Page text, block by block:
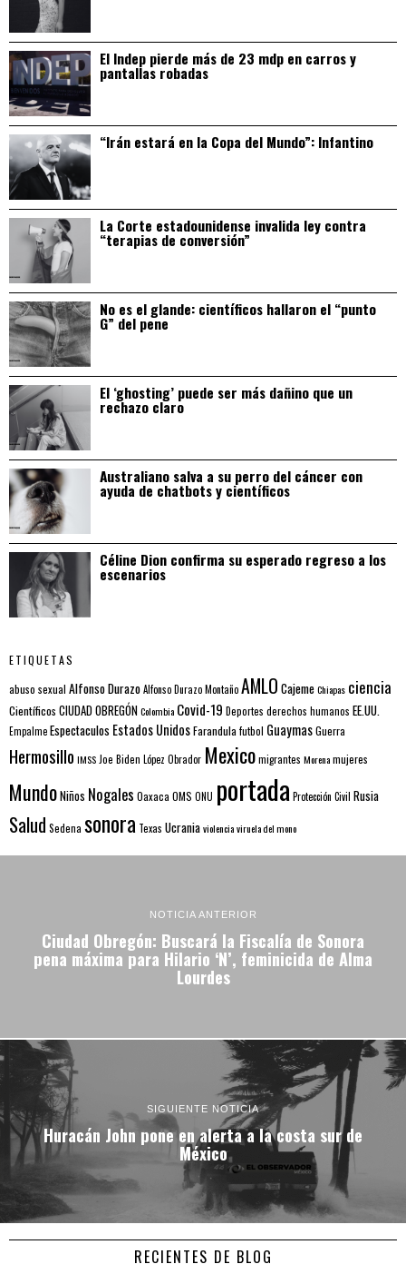
El Indep pierde más de 23 mdp en carros y
pantallas robadas
“Irán estará en la Copa del Mundo”: Infantino
La Corte estadounidense invalida ley contra
“terapias de conversión”
No es el glande: científicos hallaron el “punto
G” del pene
El ‘ghosting’ puede ser más dañino que un
rechazo claro
Australiano salva a su perro del cáncer con
ayuda de chatbots y científicos
Céline Dion confirma su esperado regreso a los
escenarios
ETIQUETAS
abuso sexual Alfonso DurazoAlfonso Durazo MontañoAMLO CajemeChiapas ciencia
Científicos CIUDAD OBREGÓNColombia Covid-19 Deportes derechos humanos EE.UU.
EmpalmeEspectaculos Estados UnidosFarandulafutbol GuaymasGuerra
Hermosillo IMSS Joe Biden López Obrador Mexicomigrantes Morenamujeres
MundoNiños Nogales Oaxaca OMS ONU portada Protección Civil Rusia
Salud Sedena sonora Texas Ucraniaviolenciaviruela del mono
NOTICIA ANTERIOR
Ciudad Obregón: Buscará la Fiscalía de Sonora
pena máxima para Hilario ‘N’, feminicida de Alma
Lourdes
SIGUIENTE NOTICIA
Huracán John pone en alerta a la costa sur de
México
RECIENTES DE BLOG